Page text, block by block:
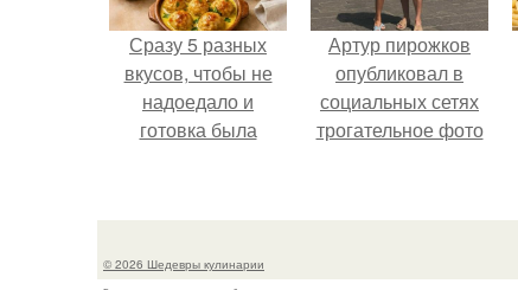
Сразу 5 разных
вкусов, чтобы не
надоедало и
готовка была
Артур пирожков
опубликовал в
социальных сетях
трогательное фото
сделанное во
© 2026 Шедевры кулинарии